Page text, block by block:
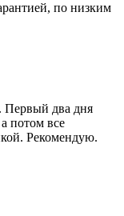
по низким
Первый два дня
потом все
Рекомендую.